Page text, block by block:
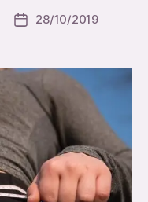
Data28/10/2019